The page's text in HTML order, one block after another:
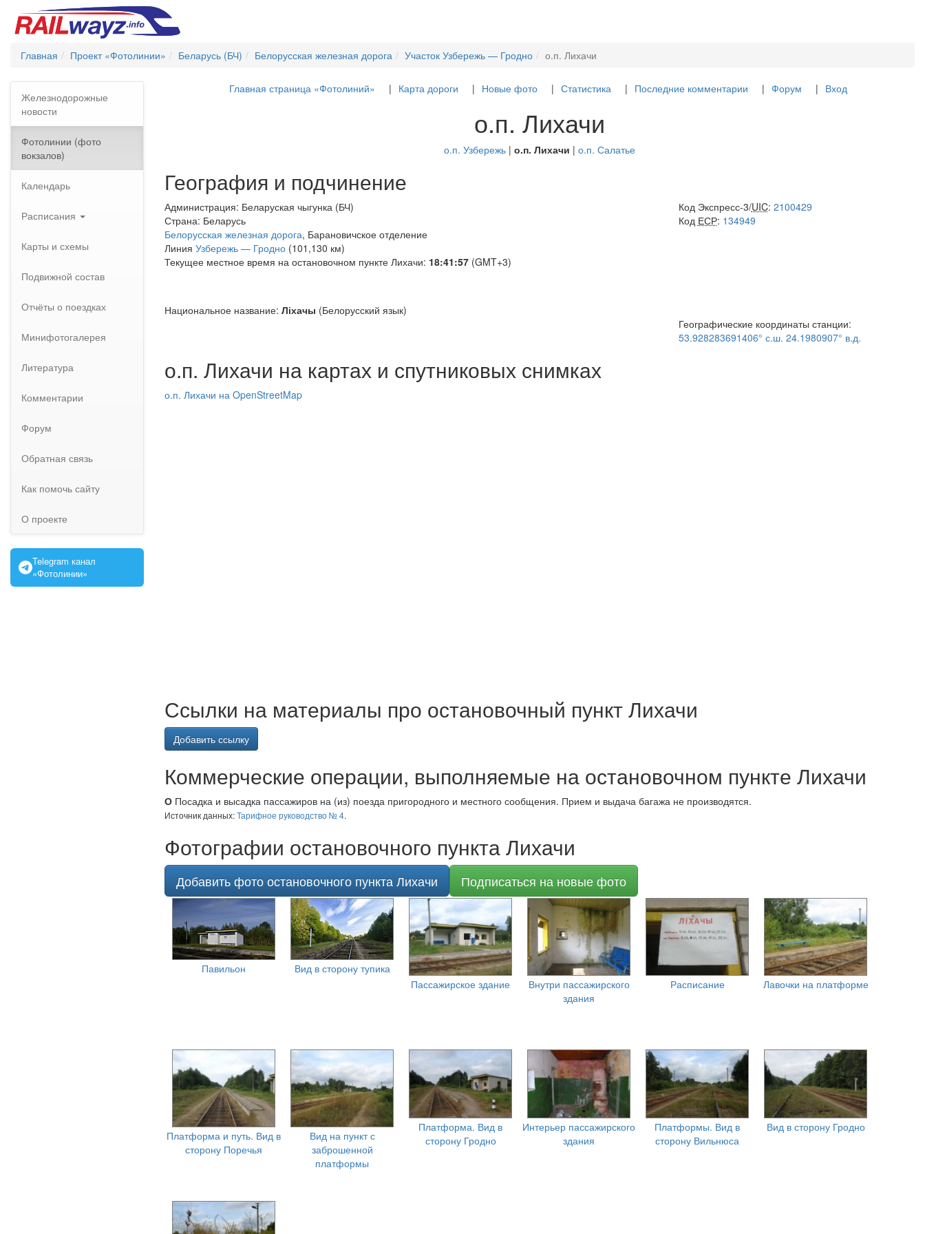
Главная Проект «Фотолинии» Беларусь (БЧ) Белорусская железная дорога Участок Узбережь — Гродно о.п. Лихачи
Железнодорожные
новости
Фотолинии (фото
вокзалов)
Календарь
Расписания
Карты и схемы
Подвижной состав
Отчёты о поездках
Минифотогалерея
Литература
Комментарии
Форум
Обратная связь
Как помочь сайту
О проекте
Telegram канал
«Фотолинии»
Главная страница «Фотолиний» Карта дороги Новые фото Статистика Последние комментарии Форум Вход
о.п. Лихачи
о.п. Узбережь | о.п. Лихачи | о.п. Салатье
География и подчинение
Администрация: Беларуская чыгунка (БЧ)
Страна: Беларусь
Белорусская железная дорога, Барановичское отделение
Линия Узбережь — Гродно (101,130 км)
Текущее местное время на остановочном пункте Лихачи: 18:41:58 (GMT+3)
Национальное название: Ліхачы (Белорусский язык)
Код Экспресс-3/UIC: 2100429
Код ЕСР: 134949
Географические координаты станции:
53.928283691406° с.ш. 24.1980907° в.д.
о.п. Лихачи на картах и спутниковых снимках
о.п. Лихачи на OpenStreetMap
Ссылки на материалы про остановочный пункт Лихачи
Добавить ссылку
Коммерческие операции, выполняемые на остановочном пункте Лихачи
О Посадка и высадка пассажиров на (из) поезда пригородного и местного сообщения. Прием и выдача багажа не производятся.
Источник данных:Тарифное руководство № 4.
Фотографии остановочного пункта Лихачи
Добавить фото остановочного пункта Лихачи Подписаться на новые фото
Павильон
Вид в сторону тупика
Пассажирское здание
Внутри пассажирского
здания
Расписание Лавочки на платформе
Платформа и путь. Вид в
сторону Поречья
Вид на пункт с
заброшенной
платформы
Платформа. Вид в
сторону Гродно
Интерьер пассажирского
здания
Платформы. Вид в
сторону Вильнюса
Вид в сторону Гродно